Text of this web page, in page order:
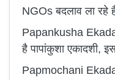
NGOs बदलाव ला
Papankusha
है पापांकुशा एकादशी,
Papmochani